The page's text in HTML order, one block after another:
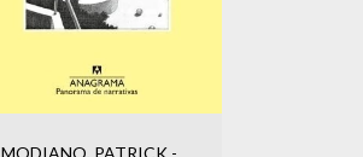
MODIANO, PATRICK -